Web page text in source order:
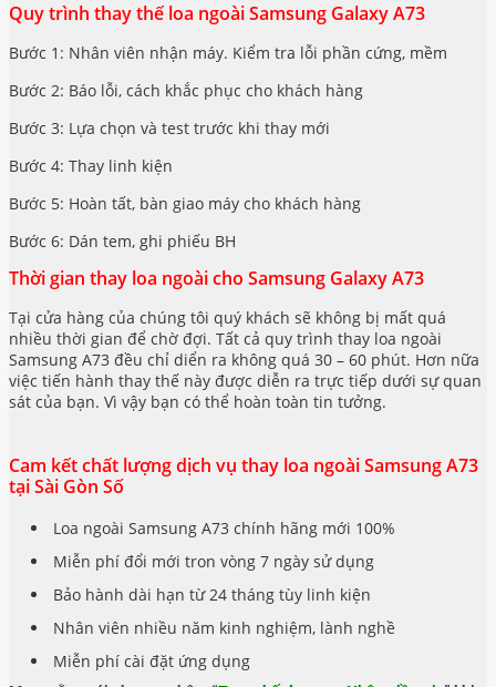
Quy trình thay thế loa ngoài Samsung Galaxy A73
Bước 1: Nhân viên nhận máy. Kiểm tra lỗi phần cứng, mềm
Bước 2: Báo lỗi, cách khắc phục cho khách hàng
Bước 3: Lựa chọn và test trước khi thay mới
Bước 4: Thay linh kiện
Bước 5: Hoàn tất, bàn giao máy cho khách hàng
Bước 6: Dán tem, ghi phiếu BH
Thời gian thay loa ngoài cho Samsung Galaxy A73
Tại cửa hàng của chúng tôi quý khách sẽ không bị mất quá
nhiều thời gian để chờ đợi. Tất cả quy trình thay loa ngoài
Samsung A73 đều chỉ diển ra không quá 30 – 60 phút. Hơn nữa
việc tiến hành thay thế này được diễn ra trực tiếp dưới sự quan
sát của bạn. Vì vậy bạn có thể hoàn toàn tin tưởng.
Cam kết chất lượng dịch vụ thay loa ngoài Samsung A73
tại Sài Gòn Số
Loa ngoài Samsung A73 chính hãng mới 100%
Miễn phí đổi mới tron vòng 7 ngày sử dụng
Bảo hành dài hạn từ 24 tháng tùy linh kiện
Nhân viên nhiều năm kinh nghiệm, lành nghề
Miễn phí cài đặt ứng dụng